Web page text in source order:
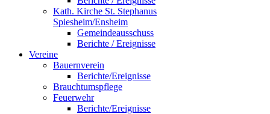
Kath. Kirche St. Stephanus
Spiesheim/Ensheim
Gemeindeausschuss
Berichte / Ereignisse
Vereine
Bauernverein
Berichte/Ereignisse
Brauchtumspflege
Feuerwehr
Berichte/Ereignisse